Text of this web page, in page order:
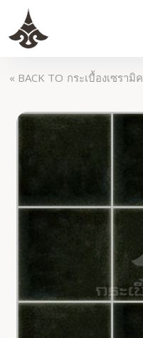
« BACK TO กระเบื้องเซรามิค